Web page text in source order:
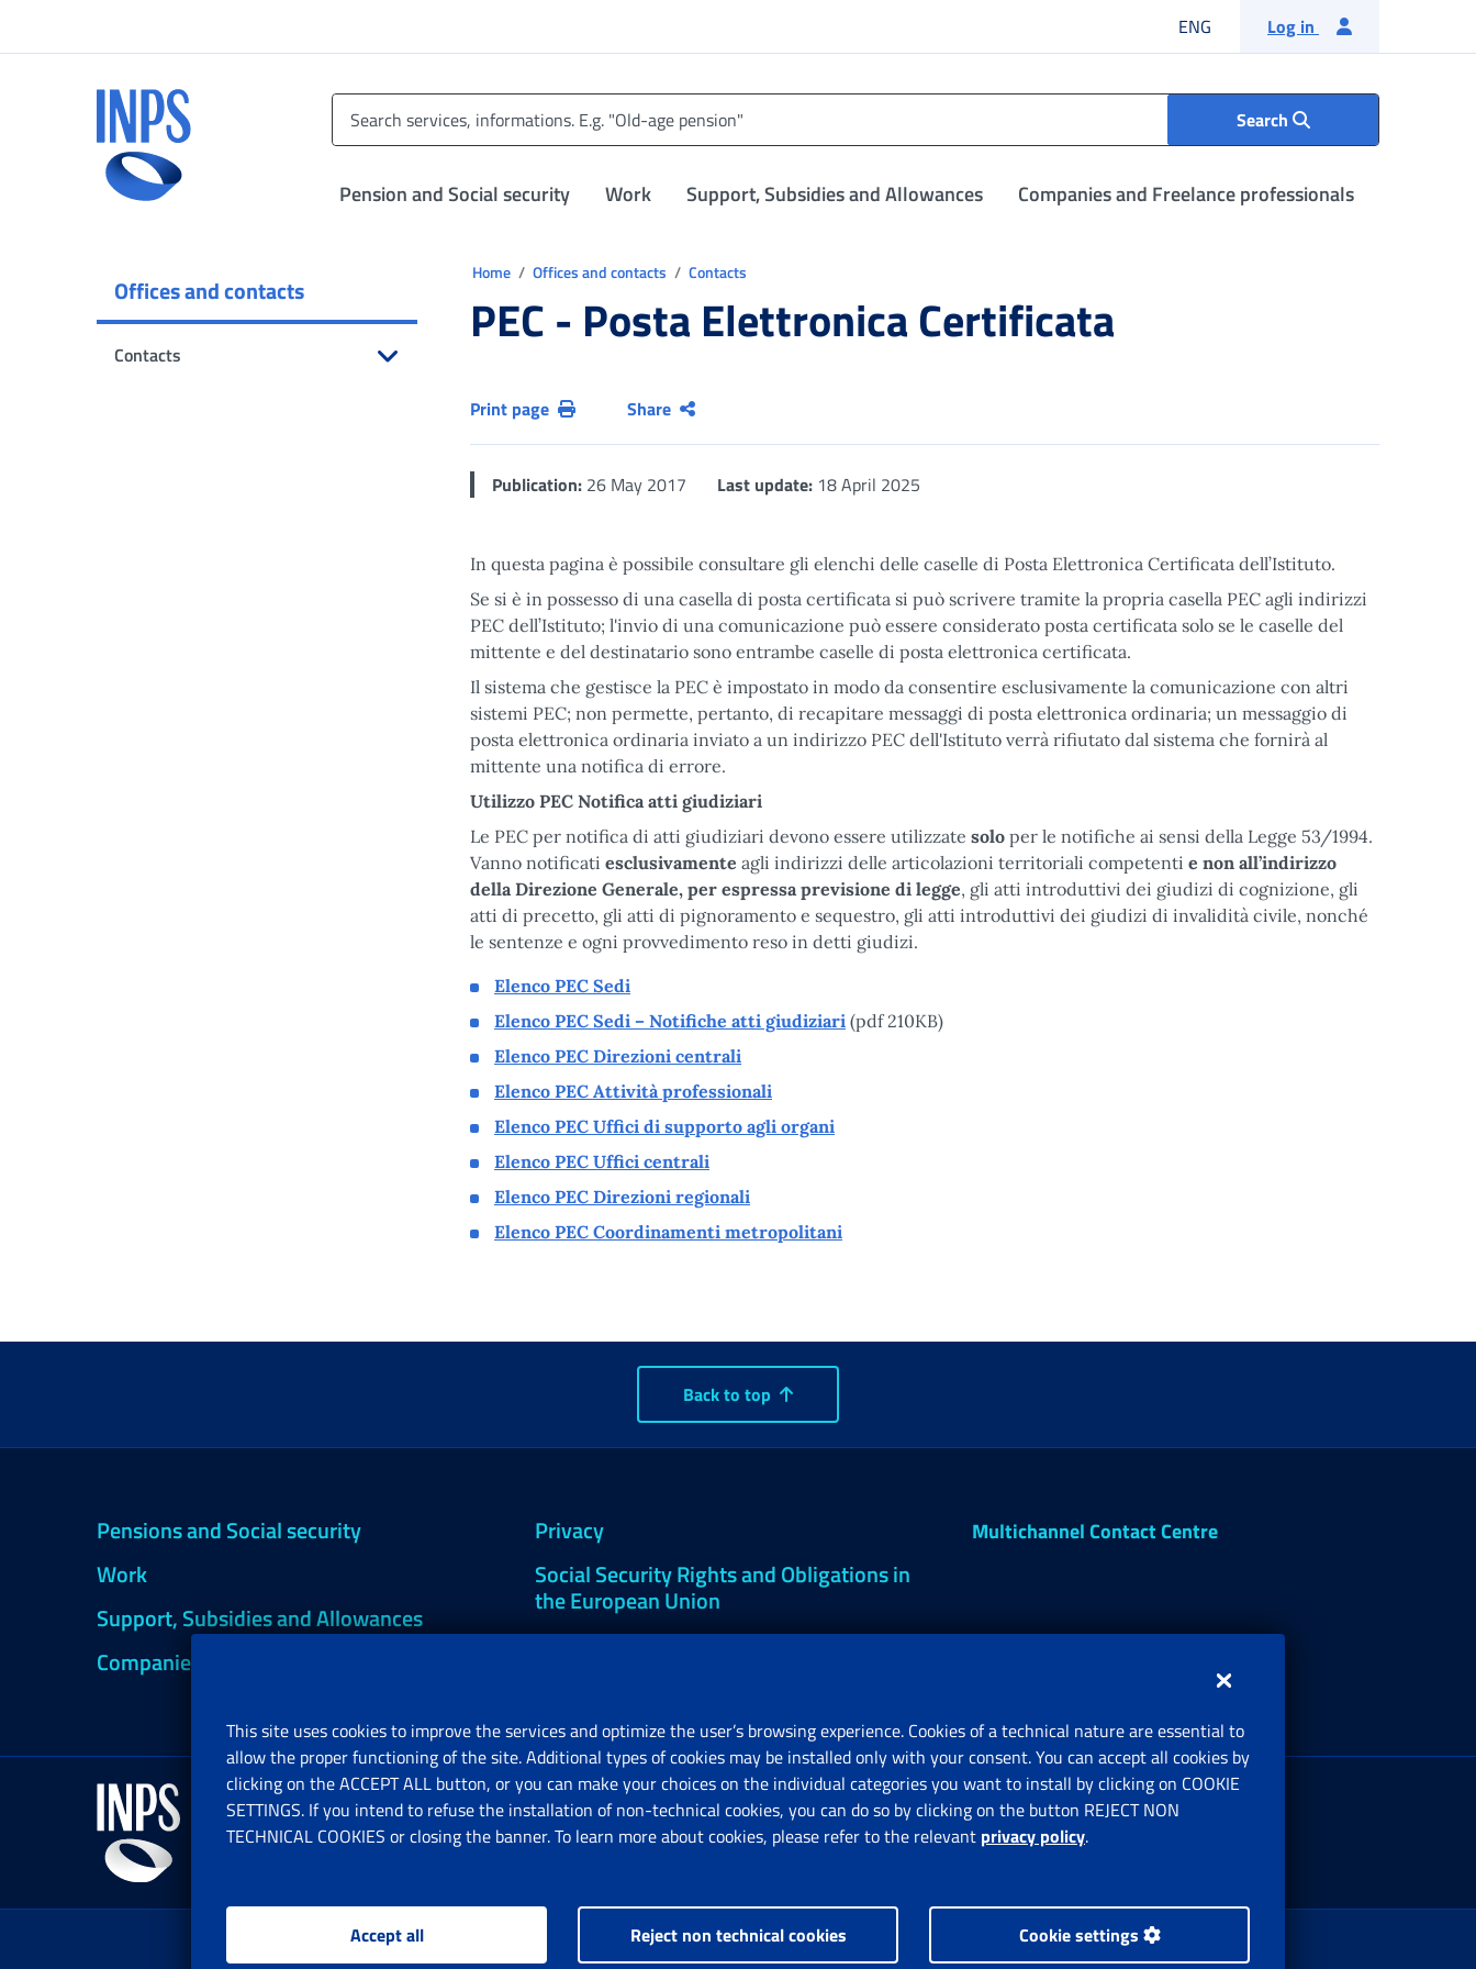
ENG English language
Log in
Search
Pension and Social security Work Support, Subsidies and Allowances Companies and Freelance professionals
Offices and contacts
Contacts
Home Offices and contacts Contacts
PEC - Posta Elettronica Certificata
Print page Share
Publication: 26 May 2017 Last update: 18 April 2025
In questa pagina è possibile consultare gli elenchi delle caselle di Posta Elettronica Certificata dell’Istituto.
Se si è in possesso di una casella di posta certificata si può scrivere tramite la propria casella PEC agli indirizzi
PEC dell’Istituto; l'invio di una comunicazione può essere considerato posta certificata solo se le caselle del
mittente e del destinatario sono entrambe caselle di posta elettronica certificata.
Il sistema che gestisce la PEC è impostato in modo da consentire esclusivamente la comunicazione con altri
sistemi PEC; non permette, pertanto, di recapitare messaggi di posta elettronica ordinaria; un messaggio di
posta elettronica ordinaria inviato a un indirizzo PEC dell'Istituto verrà rifiutato dal sistema che fornirà al
mittente una notifica di errore.
Utilizzo PEC Notifica atti giudiziari
Le PEC per notifica di atti giudiziari devono essere utilizzate solo per le notifiche ai sensi della Legge 53/1994.
Vanno notificati esclusivamente agli indirizzi delle articolazioni territoriali competenti e non all’indirizzo
della Direzione Generale, per espressa previsione di legge, gli atti introduttivi dei giudizi di cognizione, gli
atti di precetto, gli atti di pignoramento e sequestro, gli atti introduttivi dei giudizi di invalidità civile, nonché
le sentenze e ogni provvedimento reso in detti giudizi.
Elenco PEC Sedi
Elenco PEC Sedi – Notifiche atti giudiziari (pdf 210KB)
Elenco PEC Direzioni centrali
Elenco PEC Attività professionali
Elenco PEC Uffici di supporto agli organi
Elenco PEC Uffici centrali
Elenco PEC Direzioni regionali
Elenco PEC Coordinamenti metropolitani
Back to top
Pensions and Social security
Work
Support, Subsidies and Allowances
Companies and Freelance professionals
Privacy
Social Security Rights and Obligations in
the European Union
Cookie settings
Multichannel Contact Centre
Registered office:
Via Ciro il Grande, 21
00144 Roma
This site uses cookies to improve the services and optimize the user’s browsing experience. Cookies of a technical nature are essential to
allow the proper functioning of the site. Additional types of cookies may be installed only with your consent. You can accept all cookies by
clicking on the ACCEPT ALL button, or you can make your choices on the individual categories you want to install by clicking on COOKIE
SETTINGS. If you intend to refuse the installation of non-technical cookies, you can do so by clicking on the button REJECT NON
TECHNICAL COOKIES or closing the banner. To learn more about cookies, please refer to the relevant privacy policy.
Accept all Reject non technical cookies Cookie settings